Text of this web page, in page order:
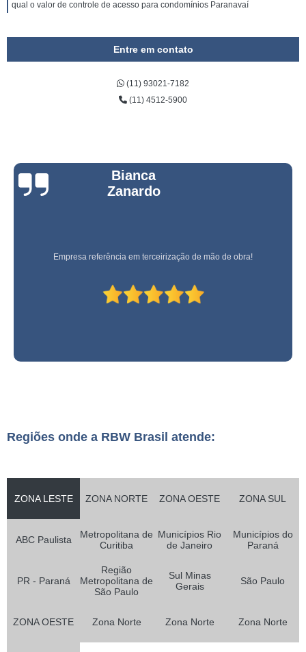
qual o valor de controle de acesso para condomínios Paranavaí
Entre em contato
(11) 93021-7182
(11) 4512-5900
Bianca
Zanardo
Empresa referência em terceirização de mão de obra!
Regiões onde a RBW Brasil atende:
ZONA LESTE ZONA NORTE ZONA OESTE ZONA SUL
ABC Paulista
Metropolitana de
Curitiba
Municípios Rio
de Janeiro
Municípios do
Paraná
PR - Paraná
Região
Metropolitana de
São Paulo
Sul Minas
Gerais
São Paulo
ZONA OESTE Zona Norte Zona Norte Zona Norte